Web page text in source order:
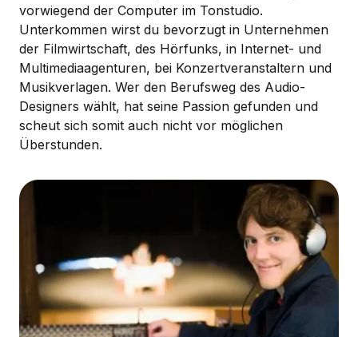
vorwiegend der Computer im Tonstudio.
Unterkommen wirst du bevorzugt in Unternehmen
der Filmwirtschaft, des Hörfunks, in Internet- und
Multimediaagenturen, bei Konzertveranstaltern und
Musikverlagen. Wer den Berufsweg des Audio-
Designers wählt, hat seine Passion gefunden und
scheut sich somit auch nicht vor möglichen
Überstunden.